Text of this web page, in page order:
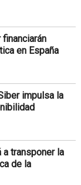
financiarán
en España
impulsa la
a transponer la
de la